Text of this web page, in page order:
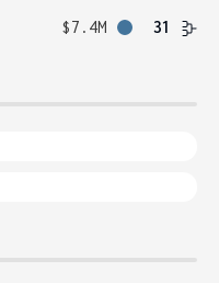
$7.4M 31